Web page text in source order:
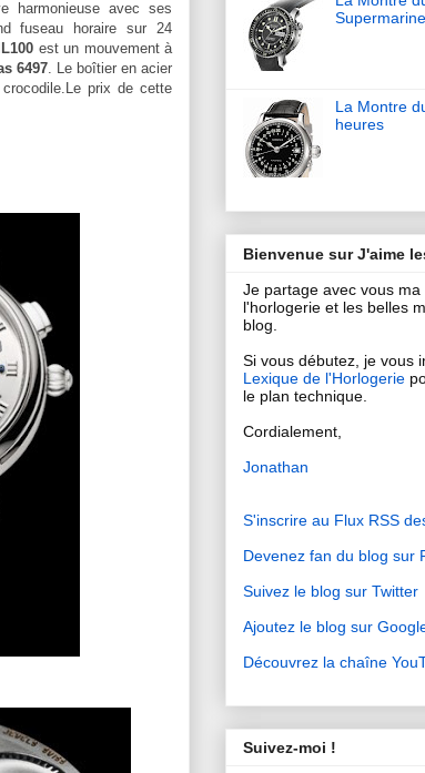
harmonieuse avec ses
fuseau horaire sur 24
est un mouvement à
6497. Le boîtier en acier
Le prix de cette
La Montre
heures
Bienvenue sur J'aime
Je partage avec vous
l'horlogerie et les belles
blog.
Si vous débutez, je vous
Lexique de l'Horlogerie
le plan technique.
Cordialement,
Jonathan
S'inscrire au Flux RSS
Devenez fan du blog sur
Suivez le blog sur Twitter
Ajoutez le blog sur
Découvrez la chaîne
Suivez-moi !